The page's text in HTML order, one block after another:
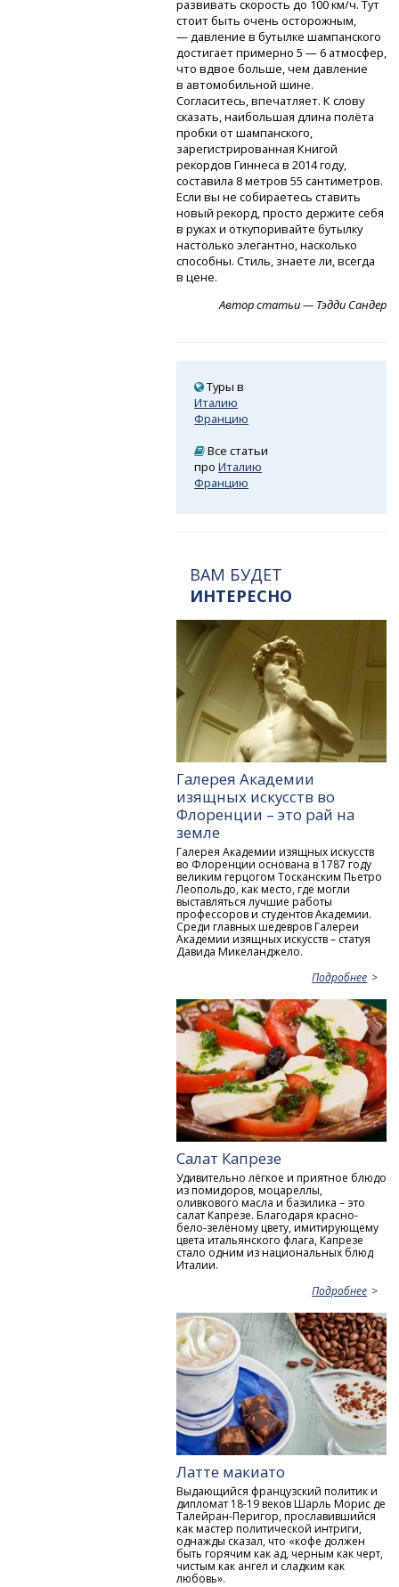
развивать скорость до 100 км/ч. Тут
стоит быть очень осторожным,
— давление в бутылке шампанского
достигает примерно 5 — 6 атмосфер,
что вдвое больше, чем давление
в автомобильной шине.
Согласитесь, впечатляет. К слову
сказать, наибольшая длина полёта
пробки от шампанского,
зарегистрированная Книгой
рекордов Гиннеса в 2014 году,
составила 8 метров 55 сантиметров.
Если вы не собираетесь ставить
новый рекорд, просто держите себя
в руках и откупоривайте бутылку
настолько элегантно, насколько
способны. Стиль, знаете ли, всегда
в цене.
Автор статьи — Тэдди Сандер
Туры в
Италию
Францию
Все статьи
проИталию
Францию
ВАМ БУДЕТ
ИНТЕРЕСНО
Галерея Академии
изящных искусств во
Флоренции – это рай на
земле
Галерея Академии изящных искусств
во Флоренции основана в 1787 году
великим герцогом Тосканским Пьетро
Леопольдо, как место, где могли
выставляться лучшие работы
профессоров и студентов Академии.
Среди главных шедевров Галереи
Академии изящных искусств – статуя
Давида Микеланджело.
Подробнее
Салат Капрезе
Удивительно лёгкое и приятное блюдо
из помидоров, моцареллы,
оливкового масла и базилика – это
салат Капрезе. Благодаря красно-
бело-зелёному цвету, имитирующему
цвета итальянского флага, Капрезе
стало одним из национальных блюд
Италии.
Подробнее
Латте макиато
Выдающийся французский политик и
дипломат 18-19 веков Шарль Морис де
Талейран-Перигор, прославившийся
как мастер политической интриги,
однажды сказал, что «кофе должен
быть горячим как ад, черным как черт,
чистым как ангел и сладким как
любовь».